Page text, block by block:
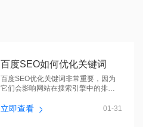
百度SEO如何优化关键词
百度SEO优化关键词非常重要，因为
它们会影响网站在搜索引擎中的排
立即查看 01-31